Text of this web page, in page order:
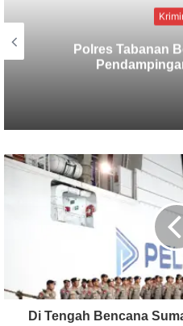
Berbekal CCTV,
Di Tengah Bencana